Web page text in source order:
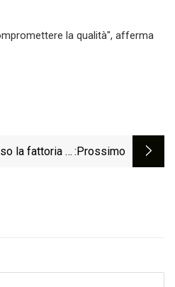
la qualità", afferma
la fattoria di :Prossimo